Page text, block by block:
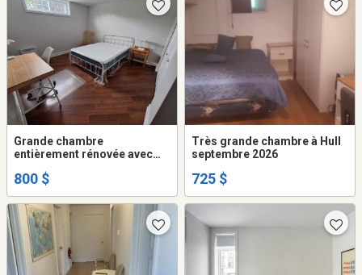
Grande chambre
entièrement rénovée avec
louer, tout inclus, à partir du
1er septembre
800 $
Très grande chambre à Hull
septembre 2026
725 $